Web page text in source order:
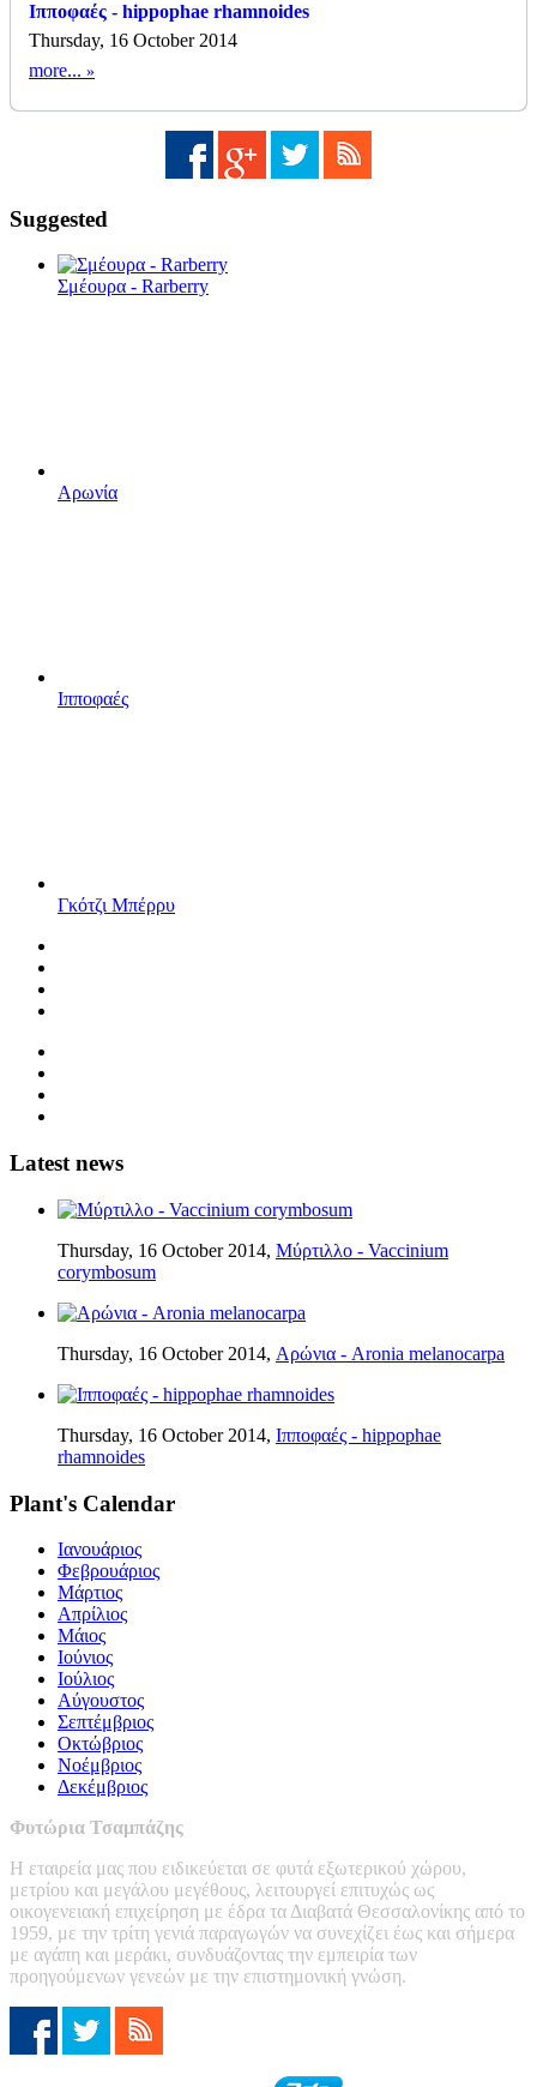
Ιπποφαές - hippophae rhamnoides
Thursday, 16 October 2014
more...
Suggested
Σμέουρα - Rarberry
Αρωνία
Ιπποφαές
Γκότζι Μπέρρυ
Latest news
Thursday, 16 October 2014, Μύρτιλλο - Vaccinium
corymbosum
Thursday, 16 October 2014, Αρώνια - Aronia melanocarpa
Thursday, 16 October 2014, Ιπποφαές - hippophae
rhamnoides
Plant's Calendar
Ιανουάριος
Φεβρουάριος
Μάρτιος
Απρίλιος
Μάιος
Ιούνιος
Ιούλιος
Αύγουστος
Σεπτέμβριος
Οκτώβριος
Νοέμβριος
Δεκέμβριος
Φυτώρια Τσαμπάζης
Η εταιρεία μας που ειδικεύεται σε φυτά εξωτερικού χώρου,
μετρίου και μεγάλου μεγέθους, λειτουργεί επιτυχώς ως
οικογενειακή επιχείρηση με έδρα τα Διαβατά Θεσσαλονίκης από το
1959, με την τρίτη γενιά παραγωγών να συνεχίζει έως και σήμερα
με αγάπη και μεράκι, συνδυάζοντας την εμπειρία των
προηγούμενων γενεών με την επιστημονική γνώση.